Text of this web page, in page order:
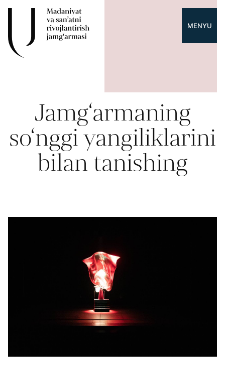
MENYU
Jamg‘armaning
so‘nggi yangiliklarini
bilan tanishing